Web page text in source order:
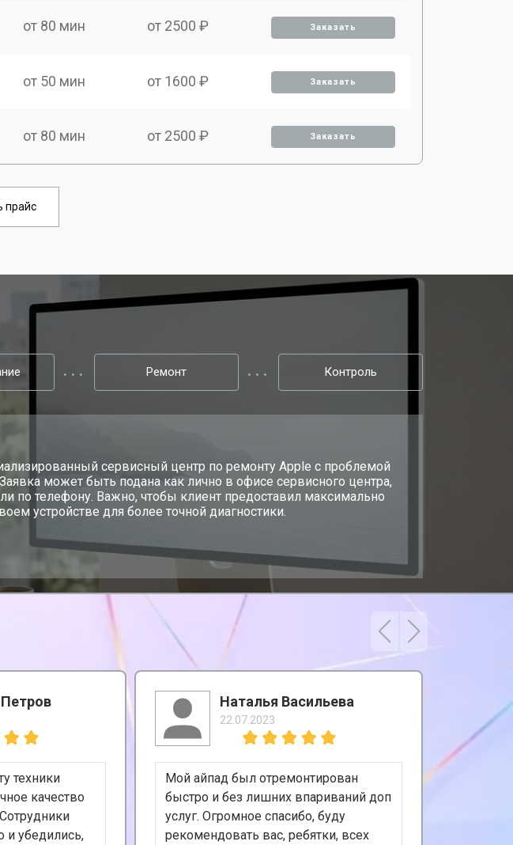
от 80 мин от 2500 ₽ Заказать
от 50 мин от 1600 ₽ Заказать
от 80 мин от 2500 ₽ Заказать
прайс
Ремонт Контроль
сервисный центр по ремонту Apple с проблемой
может быть подана как лично в офисе сервисного центра,
по телефону. Важно, чтобы клиент предоставил максимально
устройстве для более точной диагностики.
техники
качество
и убедились,
Наталья Васильева
22.07.2023
Мой айпад был отремонтирован
быстро и без лишних впариваний доп
услуг. Огромное спасибо, буду
рекомендовать вас, ребятки, всех